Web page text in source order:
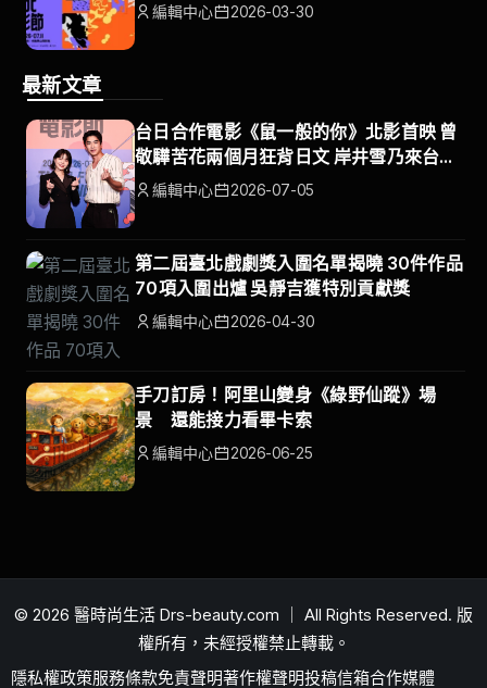
編輯中心 2026-03-30
最新文章
台日合作電影《鼠一般的你》北影首映 曾
敬驊苦花兩個月狂背日文 岸井雪乃來台展
開療傷之旅
編輯中心 2026-07-05
第二屆臺北戲劇獎入圍名單揭曉 30件作品
70項入圍出爐 吳靜吉獲特別貢獻獎
編輯中心 2026-04-30
手刀訂房！阿里山變身《綠野仙蹤》場
景 還能接力看畢卡索
編輯中心 2026-06-25
© 2026 醫時尚生活 Drs-beauty.com ｜ All Rights Reserved. 版
權所有，未經授權禁止轉載。
隱私權政策服務條款免責聲明著作權聲明投稿信箱合作媒體